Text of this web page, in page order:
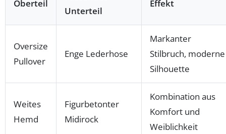
Oberteil
Unterteil
Effekt
Oversize
Pullover
Enge Lederhose
Markanter
Stilbruch, moderne
Silhouette
Weites
Hemd
Figurbetonter
Midirock
Kombination aus
Komfort und
Weiblichkeit